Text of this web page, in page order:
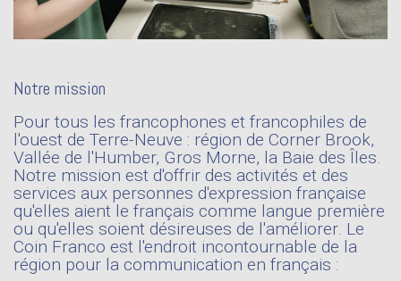
Notre mission
Pour tous les francophones et francophiles de
l'ouest de Terre-Neuve : région de Corner Brook,
Vallée de l'Humber, Gros Morne, la Baie des Îles.
Notre mission est d'offrir des activités et des
services aux personnes d'expression française
qu'elles aient le français comme langue première
ou qu'elles soient désireuses de l'améliorer. Le
Coin Franco est l'endroit incontournable de la
région pour la communication en français :